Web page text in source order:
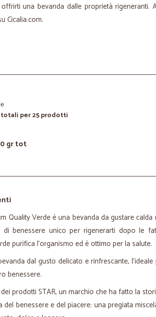
una bevanda dalle proprietà rigeneranti.
Cicalia.com.
per 25 prodotti
gr tot
Quality Verde è una bevanda da gustare
benessere unico per rigenerarti dopo le
purifica l'organismo ed è ottimo per la salute.
dal gusto delicato e rinfrescante,
benessere.
prodotti STAR, un marchio che ha fatto la
del benessere e del piacere: una pregiata